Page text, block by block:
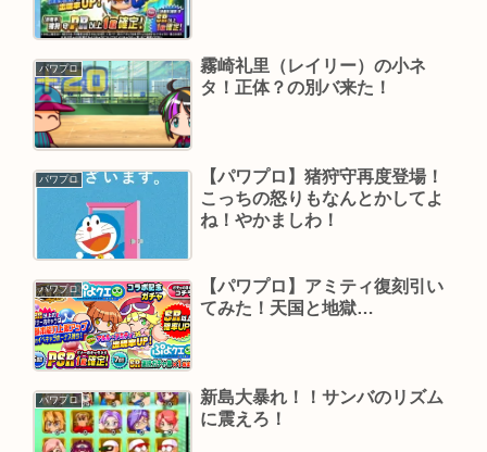
パワプロ
霧崎礼里（レイリー）の小ネ
タ！正体？の別バ来た！
パワプロ
【パワプロ】猪狩守再度登場！
こっちの怒りもなんとかしてよ
ね！やかましわ！
パワプロ
【パワプロ】アミティ復刻引い
てみた！天国と地獄…
パワプロ
新島大暴れ！！サンバのリズム
に震えろ！